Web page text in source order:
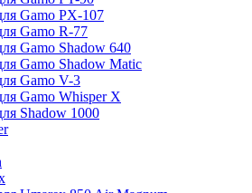
Gamo PX-107
Gamo R-77
Gamo Shadow 640
Gamo Shadow Matic
Gamo V-3
Gamo Whisper X
Shadow 1000